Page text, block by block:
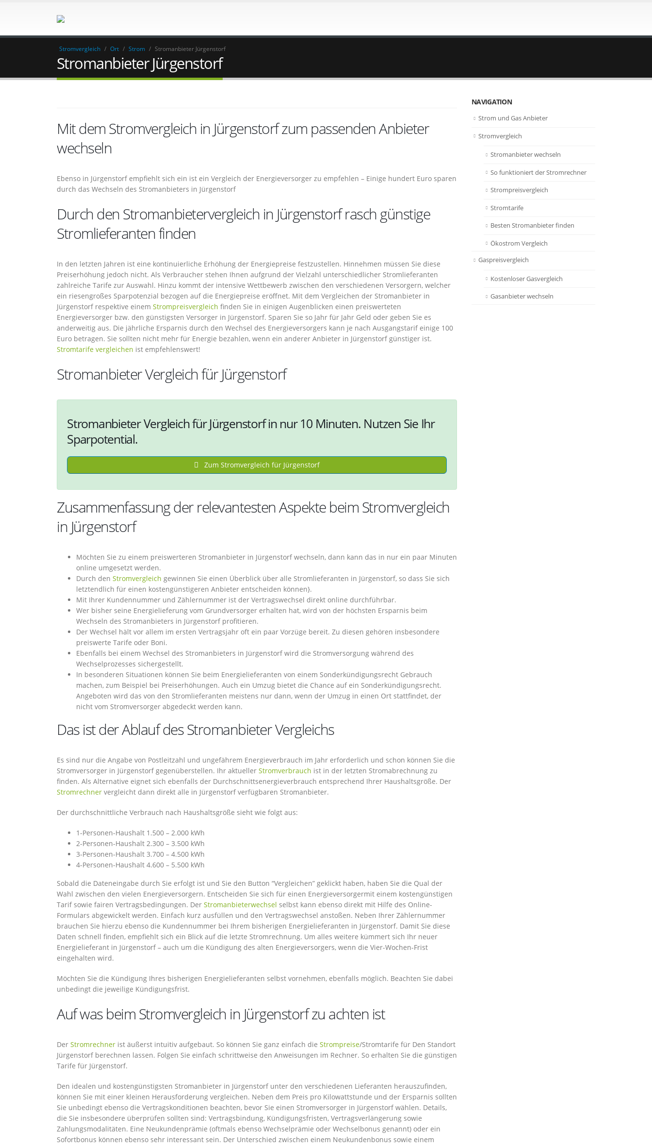
Stromvergleich / Ort / Strom / Stromanbieter Jürgenstorf
Stromanbieter Jürgenstorf
Mit dem Stromvergleich in Jürgenstorf zum passenden Anbieter
wechseln
Ebenso in Jürgenstorf empfiehlt sich ein ist ein Vergleich der Energieversorger zu empfehlen – Einige hundert Euro sparen
durch das Wechseln des Stromanbieters in Jürgenstorf
Durch den Stromanbietervergleich in Jürgenstorf rasch günstige
Stromlieferanten finden
In den letzten Jahren ist eine kontinuierliche Erhöhung der Energiepreise festzustellen. Hinnehmen müssen Sie diese
Preiserhöhung jedoch nicht. Als Verbraucher stehen Ihnen aufgrund der Vielzahl unterschiedlicher Stromlieferanten
zahlreiche Tarife zur Auswahl. Hinzu kommt der intensive Wettbewerb zwischen den verschiedenen Versorgern, welcher
ein riesengroßes Sparpotenzial bezogen auf die Energiepreise eröffnet. Mit dem Vergleichen der Stromanbieter in
Jürgenstorf respektive einem Strompreisvergleich finden Sie in einigen Augenblicken einen preiswerteten
Energieversorger bzw. den günstigsten Versorger in Jürgenstorf. Sparen Sie so Jahr für Jahr Geld oder geben Sie es
anderweitig aus. Die jährliche Ersparnis durch den Wechsel des Energieversorgers kann je nach Ausgangstarif einige 100
Euro betragen. Sie sollten nicht mehr für Energie bezahlen, wenn ein anderer Anbieter in Jürgenstorf günstiger ist.
Stromtarife vergleichen ist empfehlenswert!
Stromanbieter Vergleich für Jürgenstorf
Stromanbieter Vergleich für Jürgenstorf in nur 10 Minuten. Nutzen Sie Ihr
Sparpotential.
Zum Stromvergleich für Jürgenstorf
Zusammenfassung der relevantesten Aspekte beim Stromvergleich
in Jürgenstorf
Möchten Sie zu einem preiswerteren Stromanbieter in Jürgenstorf wechseln, dann kann das in nur ein paar Minuten
online umgesetzt werden.
Durch den Stromvergleich gewinnen Sie einen Überblick über alle Stromlieferanten in Jürgenstorf, so dass Sie sich
letztendlich für einen kostengünstigeren Anbieter entscheiden können}.
Mit Ihrer Kundennummer und Zählernummer ist der Vertragswechsel direkt online durchführbar.
Wer bisher seine Energielieferung vom Grundversorger erhalten hat, wird von der höchsten Ersparnis beim
Wechseln des Stromanbieters in Jürgenstorf profitieren.
Der Wechsel hält vor allem im ersten Vertragsjahr oft ein paar Vorzüge bereit. Zu diesen gehören insbesondere
preiswerte Tarife oder Boni.
Ebenfalls bei einem Wechsel des Stromanbieters in Jürgenstorf wird die Stromversorgung während des
Wechselprozesses sichergestellt.
In besonderen Situationen können Sie beim Energielieferanten von einem Sonderkündigungsrecht Gebrauch
machen, zum Beispiel bei Preiserhöhungen. Auch ein Umzug bietet die Chance auf ein Sonderkündigungsrecht.
Angeboten wird das von den Stromlieferanten meistens nur dann, wenn der Umzug in einen Ort stattfindet, der
nicht vom Stromversorger abgedeckt werden kann.
Das ist der Ablauf des Stromanbieter Vergleichs
Es sind nur die Angabe von Postleitzahl und ungefährem Energieverbrauch im Jahr erforderlich und schon können Sie die
Stromversorger in Jürgenstorf gegenüberstellen. Ihr aktueller Stromverbrauch ist in der letzten Stromabrechnung zu
finden. Als Alternative eignet sich ebenfalls der Durchschnittsenergieverbrauch entsprechend Ihrer Haushaltsgröße. Der
Stromrechner vergleicht dann direkt alle in Jürgenstorf verfügbaren Stromanbieter.
Der durchschnittliche Verbrauch nach Haushaltsgröße sieht wie folgt aus:
1-Personen-Haushalt 1.500 – 2.000 kWh
2-Personen-Haushalt 2.300 – 3.500 kWh
3-Personen-Haushalt 3.700 – 4.500 kWh
4-Personen-Haushalt 4.600 – 5.500 kWh
Sobald die Dateneingabe durch Sie erfolgt ist und Sie den Button “Vergleichen” geklickt haben, haben Sie die Qual der
Wahl zwischen den vielen Energieversorgern. Entscheiden Sie sich für einen Energieversorgermit einem kostengünstigen
Tarif sowie fairen Vertragsbedingungen. Der Stromanbieterwechsel selbst kann ebenso direkt mit Hilfe des Online-
Formulars abgewickelt werden. Einfach kurz ausfüllen und den Vertragswechsel anstoßen. Neben Ihrer Zählernummer
brauchen Sie hierzu ebenso die Kundennummer bei Ihrem bisherigen Energielieferanten in Jürgenstorf. Damit Sie diese
Daten schnell finden, empfiehlt sich ein Blick auf die letzte Stromrechnung. Um alles weitere kümmert sich Ihr neuer
Energielieferant in Jürgenstorf – auch um die Kündigung des alten Energieversorgers, wenn die Vier-Wochen-Frist
eingehalten wird.
Möchten Sie die Kündigung Ihres bisherigen Energielieferanten selbst vornehmen, ebenfalls möglich. Beachten Sie dabei
unbedingt die jeweilige Kündigungsfrist.
Auf was beim Stromvergleich in Jürgenstorf zu achten ist
Der Stromrechner ist äußerst intuitiv aufgebaut. So können Sie ganz einfach die Strompreise/Stromtarife für Den Standort
Jürgenstorf berechnen lassen. Folgen Sie einfach schrittweise den Anweisungen im Rechner. So erhalten Sie die günstigen
Tarife für Jürgenstorf.
Den idealen und kostengünstigsten Stromanbieter in Jürgenstorf unter den verschiedenen Lieferanten herauszufinden,
können Sie mit einer kleinen Herausforderung vergleichen. Neben dem Preis pro Kilowattstunde und der Ersparnis sollten
Sie unbedingt ebenso die Vertragskonditionen beachten, bevor Sie einen Stromversorger in Jürgenstorf wählen. Details,
die Sie insbesondere überprüfen sollten sind: Vertragsbindung, Kündigungsfristen, Vertragsverlängerung sowie
Zahlungsmodalitäten. Eine Neukundenprämie (oftmals ebenso Wechselprämie oder Wechselbonus genannt) oder ein
Sofortbonus können ebenso sehr interessant sein. Der Unterschied zwischen einem Neukundenbonus sowie einem
NAVIGATION
Strom und Gas Anbieter
Stromvergleich
Stromanbieter wechseln
So funktioniert der Stromrechner
Strompreisvergleich
Stromtarife
Besten Stromanbieter finden
Ökostrom Vergleich
Gaspreisvergleich
Kostenloser Gasvergleich
Gasanbieter wechseln